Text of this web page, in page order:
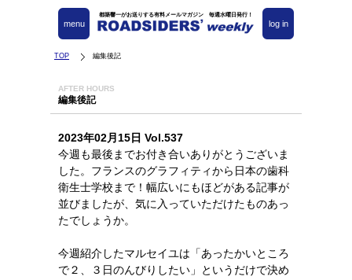
都築響一がお送りする有料メールマガジン 毎週水曜日発行！
log in
menu
TOP 編集後記
AFTER HOURS
編集後記
2023年02月15日 Vol.537
今週も最後までお付き合いありがとうございま
した。フランスのグラフィティから日本の歯科
衛生士学校まで！幅広いにもほどがある記事が
並びましたが、気に入っていただけたものあっ
たでしょうか。
今週紹介したマルセイユは「あったかいところ
で２、３日のんびりしたい」というだけで決め